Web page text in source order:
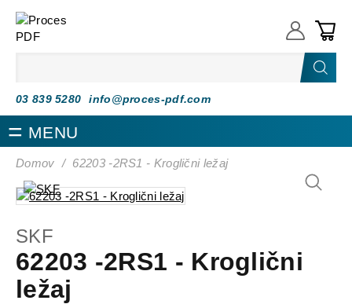
03 839 5280 info@proces-pdf.com
MENU
Domov / 62203 -2RS1 - Kroglični ležaj
SKF
62203 -2RS1 - Kroglični
ležaj